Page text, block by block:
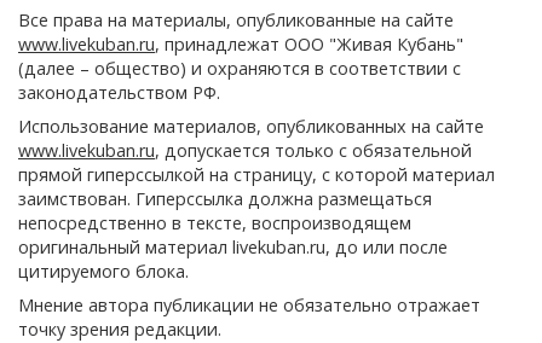
Все права на материалы, опубликованные на сайте
www.livekuban.ru, принадлежат ООО "Живая Кубань"
(далее – общество) и охраняются в соответствии с
законодательством РФ.
Использование материалов, опубликованных на сайте
www.livekuban.ru, допускается только с обязательной
прямой гиперссылкой на страницу, с которой материал
заимствован. Гиперссылка должна размещаться
непосредственно в тексте, воспроизводящем
оригинальный материал livekuban.ru, до или после
цитируемого блока.
Мнение автора публикации не обязательно отражает
точку зрения редакции.